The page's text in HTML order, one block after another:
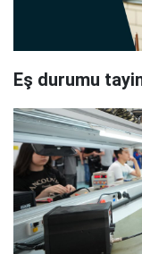
Eş durumu